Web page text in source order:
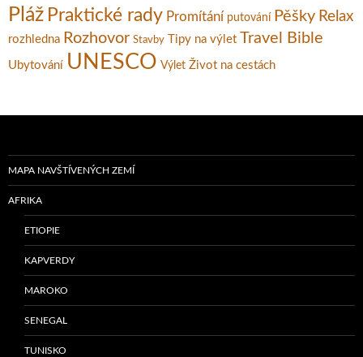
Pláž Praktické rady Promítání putování Pěšky Relax
rozhledna Rozhovor Stavby Tipy na výlet Travel Bible
Ubytování UNESCO Výlet Život na cestách
MAPA NAVŠTÍVENÝCH ZEMÍ
AFRIKA
ETIOPIE
KAPVERDY
MAROKO
SENEGAL
TUNISKO